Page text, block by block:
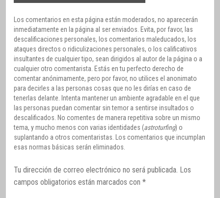
Los comentarios en esta página están moderados, no aparecerán
inmediatamente en la página al ser enviados. Evita, por favor, las
descalificaciones personales, los comentarios maleducados, los
ataques directos o ridiculizaciones personales, o los calificativos
insultantes de cualquier tipo, sean dirigidos al autor de la página o a
cualquier otro comentarista. Estás en tu perfecto derecho de
comentar anónimamente, pero por favor, no utilices el anonimato
para decirles a las personas cosas que no les dirías en caso de
tenerlas delante. Intenta mantener un ambiente agradable en el que
las personas puedan comentar sin temor a sentirse insultados o
descalificados. No comentes de manera repetitiva sobre un mismo
tema, y mucho menos con varias identidades (astroturfing) o
suplantando a otros comentaristas. Los comentarios que incumplan
esas normas básicas serán eliminados.
Tu dirección de correo electrónico no será publicada. Los
campos obligatorios están marcados con *